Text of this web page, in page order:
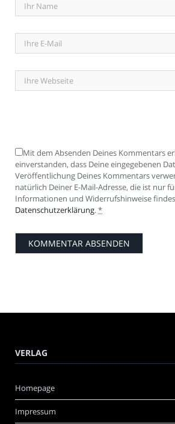
Mit dem Absenden Deines Kommentars
einverstanden, dass Deine eingegebenen
Veröffentlichung Deines Kommentars
natürlich Deiner E-Mail-Adresse, die ist nur
Informationen und Widerrufshinweise
Datenschutzerklärung.*
VERLAG
Homepage
Impressum